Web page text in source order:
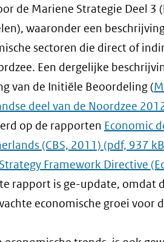
de Mariene Strategie Deel 3
waaronder een
sectoren die direct of
Een dergelijke
van de Initiële Beoordeling (
deel van de Noordzee
op de rapporten Economic
(CBS, 2011) (pdf, 937
Framework Directive
rapport is ge-update, omdat
economische groei voor